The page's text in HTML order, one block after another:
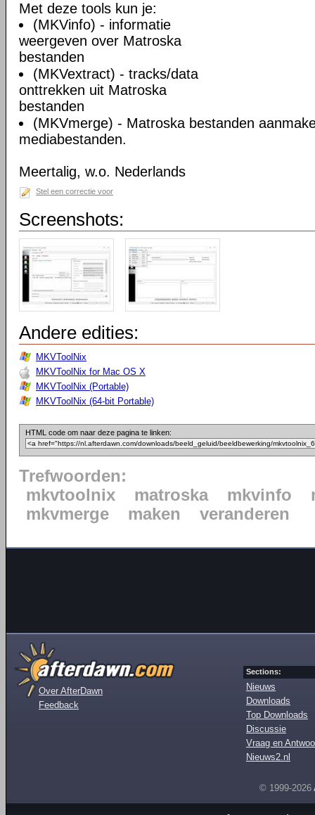
Met deze tools kun je:
(MKVinfo) - informatie
weergeven over Matroska
bestanden
(MKVextract) - tracks/data
onttrekken uit Matroska
bestanden
(MKVmerge) - Matroska bestanden
mediabestanden.
Meertalig, w.o. Nederlands
Stel een correctie voor
Screenshots:
Andere edities:
MKVToolNix
MKVToolNix for Mac OS X
MKVToolNix (Portable)
MKVToolNix (64-bit Portable)
HTML code om naar deze pagina te linken:
Trefwoorden:
mkvtoolnix
matroska mkvinfo
mkvmerge
maken veranderen
Over AfterDawn
Feedback
Sections:
Nieuws
Downloads
Top Downloads
Discussie
Vraag en
Nieuws2.nl
© 1999-2026